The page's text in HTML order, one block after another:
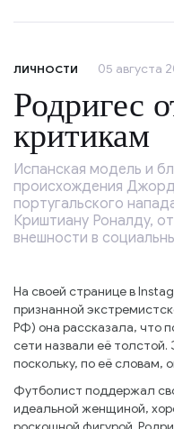
ЛИЧНОСТИ 05 августа
Родригес
критикам
Испанская модель и
происхождения
португальского
Криштиану Роналду,
внешности в
На своей странице в
признанной
РФ) она рассказала, что
сети назвали её толстой.
поскольку, по её словам,
Футболист поддержал
идеальной женщиной,